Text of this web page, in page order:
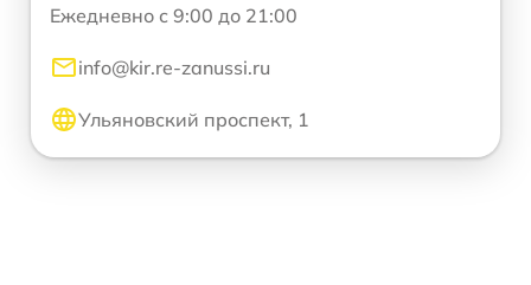
Ежедневно с 9:00 до 21:00
info@kir.re-zanussi.ru
Ульяновский проспект, 1